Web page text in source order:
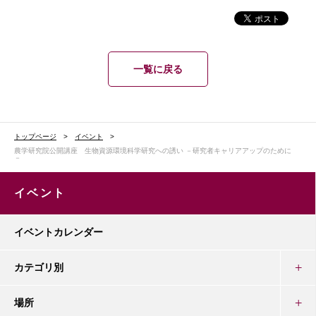
一覧に戻る
トップページ
イベント
農学研究院公開講座 生物資源環境科学研究への誘い －研究者キャリアアップのために
－
イベント
イベントカレンダー
カテゴリ別
場所